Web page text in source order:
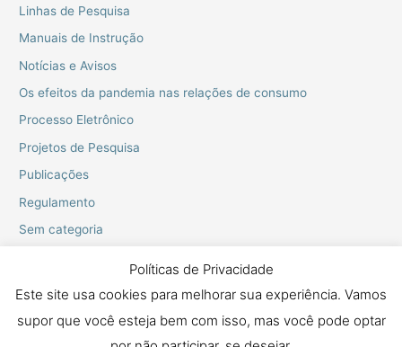
Linhas de Pesquisa
Manuais de Instrução
Notícias e Avisos
Os efeitos da pandemia nas relações de consumo
Processo Eletrônico
Projetos de Pesquisa
Publicações
Regulamento
Sem categoria
Copyright © 2026 Mestrado e Doutorado em Proteção dos Direitos
Fundamentais
Políticas de Privacidade
Este site usa cookies para melhorar sua experiência. Vamos
supor que você esteja bem com isso, mas você pode optar